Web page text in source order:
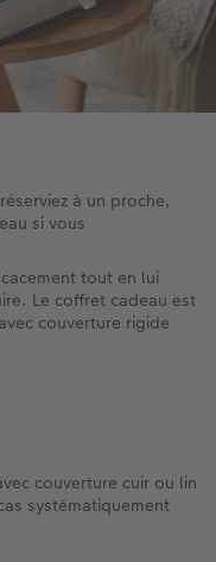
à un proche,
si vous
tout en lui
Le coffret cadeau est
couverture rigide
couverture cuir ou lin
systématiquement